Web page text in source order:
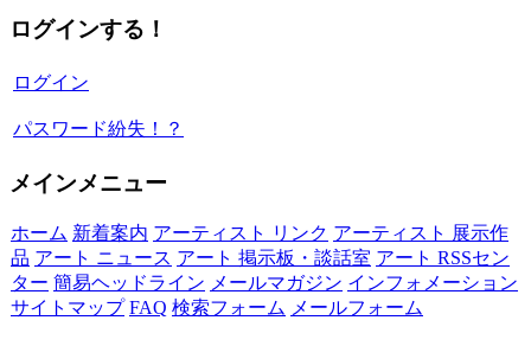
ログインする！
ログイン
パスワード紛失！？
メインメニュー
ホーム 新着案内 アーティスト リンク アーティスト 展示作
品 アート ニュース アート 掲示板・談話室 アート RSSセン
ター 簡易ヘッドライン メールマガジン インフォメーション
サイトマップ FAQ 検索フォーム メールフォーム